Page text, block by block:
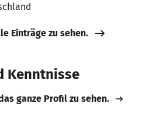
Einträge zu sehen.
Kenntnisse
ganze Profil zu sehen.